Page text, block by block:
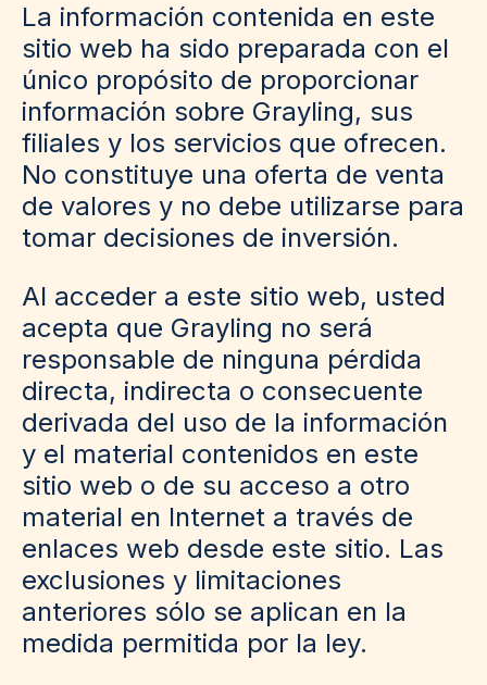
La información contenida en este
sitio web ha sido preparada con el
único propósito de proporcionar
información sobre Grayling, sus
filiales y los servicios que ofrecen.
No constituye una oferta de venta
de valores y no debe utilizarse para
tomar decisiones de inversión.
Al acceder a este sitio web, usted
acepta que Grayling no será
responsable de ninguna pérdida
directa, indirecta o consecuente
derivada del uso de la información
y el material contenidos en este
sitio web o de su acceso a otro
material en Internet a través de
enlaces web desde este sitio. Las
exclusiones y limitaciones
anteriores sólo se aplican en la
medida permitida por la ley.